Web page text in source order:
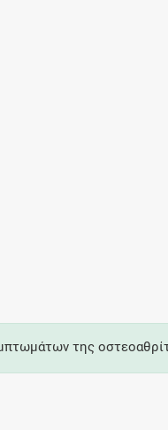
Μάθετε
επιπλέον
της